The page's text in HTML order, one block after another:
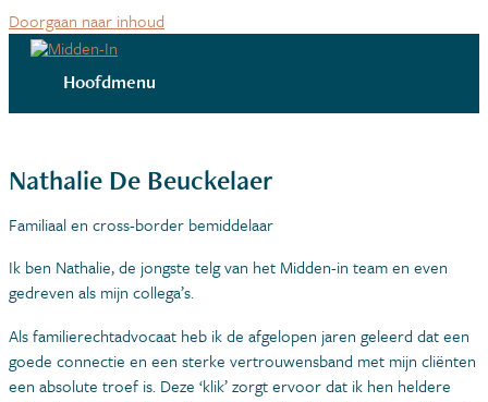
Doorgaan naar inhoud
Hoofdmenu
Nathalie De Beuckelaer
Familiaal en cross-border bemiddelaar
Ik ben Nathalie, de jongste telg van het Midden-in team en even
gedreven als mijn collega’s.
Als familierechtadvocaat heb ik de afgelopen jaren geleerd dat een
goede connectie en een sterke vertrouwensband met mijn cliënten
een absolute troef is. Deze ‘klik’ zorgt ervoor dat ik hen heldere